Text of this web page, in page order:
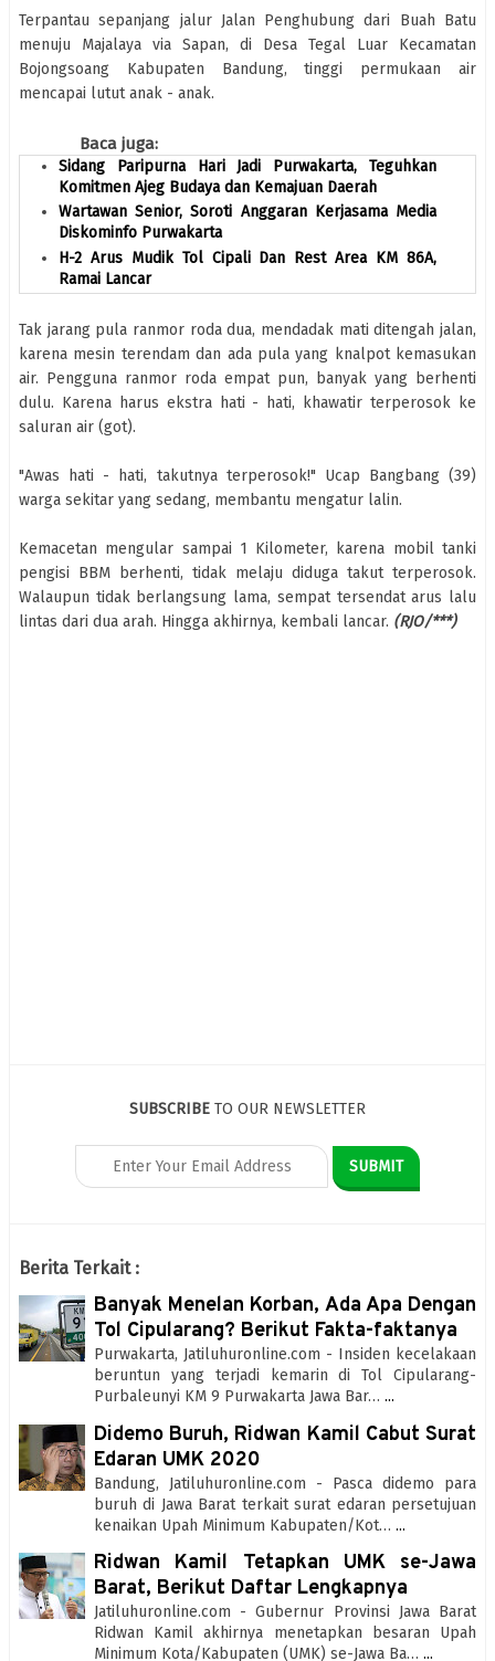
Terpantau sepanjang jalur Jalan Penghubung dari Buah Batu
menuju Majalaya via Sapan, di Desa Tegal Luar Kecamatan
Bojongsoang Kabupaten Bandung, tinggi permukaan air
mencapai lutut anak - anak.
Baca juga:
Sidang Paripurna Hari Jadi Purwakarta, Teguhkan
Komitmen Ajeg Budaya dan Kemajuan Daerah
Wartawan Senior, Soroti Anggaran Kerjasama Media
Diskominfo Purwakarta
H-2 Arus Mudik Tol Cipali Dan Rest Area KM 86A,
Ramai Lancar
Tak jarang pula ranmor roda dua, mendadak mati ditengah jalan,
karena mesin terendam dan ada pula yang knalpot kemasukan
air. Pengguna ranmor roda empat pun, banyak yang berhenti
dulu. Karena harus ekstra hati - hati, khawatir terperosok ke
saluran air (got).
"Awas hati - hati, takutnya terperosok!" Ucap Bangbang (39)
warga sekitar yang sedang, membantu mengatur lalin.
Kemacetan mengular sampai 1 Kilometer, karena mobil tanki
pengisi BBM berhenti, tidak melaju diduga takut terperosok.
Walaupun tidak berlangsung lama, sempat tersendat arus lalu
lintas dari dua arah. Hingga akhirnya, kembali lancar. (RJO/***)
SUBSCRIBE TO OUR NEWSLETTER
Berita Terkait :
Banyak Menelan Korban, Ada Apa Dengan
Tol Cipularang? Berikut Fakta-faktanya
Purwakarta, Jatiluhuronline.com - Insiden kecelakaan
beruntun yang terjadi kemarin di Tol Cipularang-
Purbaleunyi KM 9 Purwakarta Jawa Bar… ...
Didemo Buruh, Ridwan Kamil Cabut Surat
Edaran UMK 2020
Bandung, Jatiluhuronline.com - Pasca didemo para
buruh di Jawa Barat terkait surat edaran persetujuan
kenaikan Upah Minimum Kabupaten/Kot… ...
Ridwan Kamil Tetapkan UMK se-Jawa
Barat, Berikut Daftar Lengkapnya
Jatiluhuronline.com - Gubernur Provinsi Jawa Barat
Ridwan Kamil akhirnya menetapkan besaran Upah
Minimum Kota/Kabupaten (UMK) se-Jawa Ba… ...